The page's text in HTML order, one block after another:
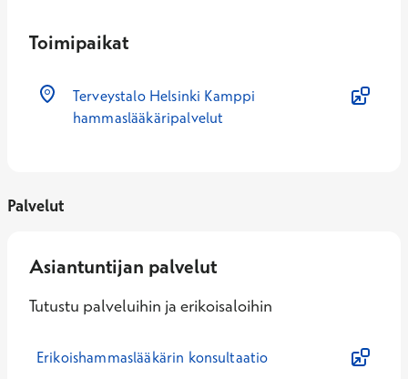
Toimipaikat
Terveystalo Helsinki Kamppi
hammaslääkäripalvelut
Palvelut
Asiantuntijan palvelut
Tutustu palveluihin ja erikoisaloihin
Erikoishammaslääkärin konsultaatio